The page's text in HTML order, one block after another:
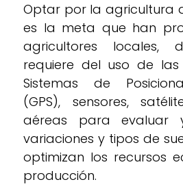
Optar por la agricultura
es la meta que han
agricultores locales,
requiere del uso de
Sistemas de
(GPS), sensores,
aéreas para evaluar
variaciones y tipos de
optimizan los recursos
producción.